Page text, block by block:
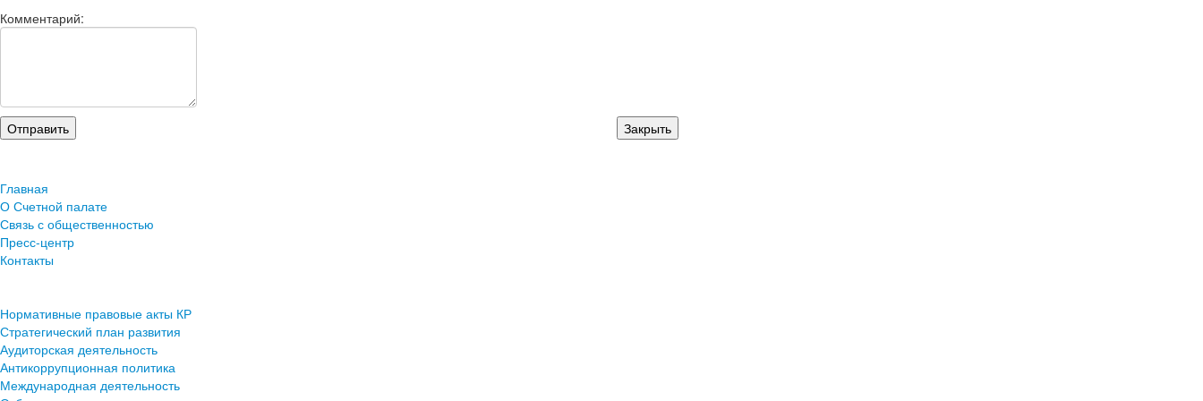
Комментарий:
Главная
О Счетной палате
Связь с общественностью
Пресс-центр
Контакты
Нормативные правовые акты КР
Стратегический план развития
Аудиторская деятельность
Антикоррупционная политика
Международная деятельность